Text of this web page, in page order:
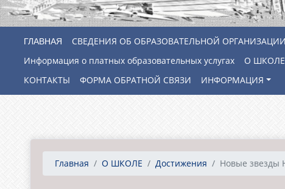
СВЕДЕНИЯ ОБ ОБРАЗОВАТЕЛЬНОЙ ОРГАНИЗАЦИИ
Информация о платных образовательных услугах
О ШКОЛЕ
КОНТАКТЫ
ФОРМА ОБРАТНОЙ СВЯЗИ ИНФОРМАЦИЯ
Главная О ШКОЛЕ Достижения Новые звезды